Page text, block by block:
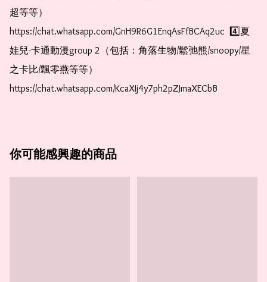
超等等）
https://chat.whatsapp.com/GnH9R6G1EnqAsFfBCAq2uc  4️⃣夏
娃兒-卡通動漫group 2（包括：角落生物/鬆弛熊/snoopy/星
之卡比/飄零燕等等）
https://chat.whatsapp.com/KcaXIj4y7ph2pZJmaXECbB
你可能感興趣的商品